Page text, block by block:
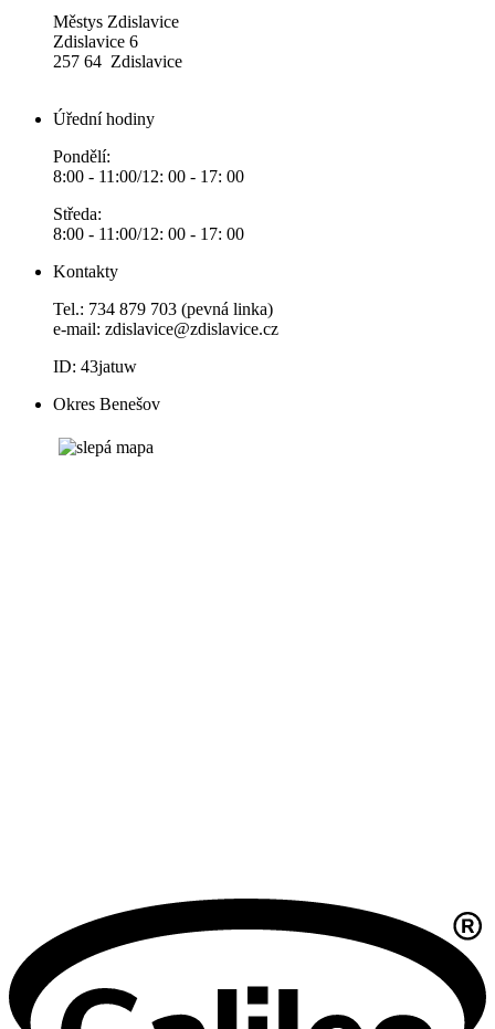
Městys Zdislavice
Zdislavice 6
257 64 Zdislavice
Úřední hodiny
Pondělí:
8:00 - 11:00/12: 00 - 17: 00
Středa:
8:00 - 11:00/12: 00 - 17: 00
Kontakty
Tel.: 734 879 703 (pevná linka)
e-mail: zdislavice@zdislavice.cz
ID: 43jatuw
Okres Benešov